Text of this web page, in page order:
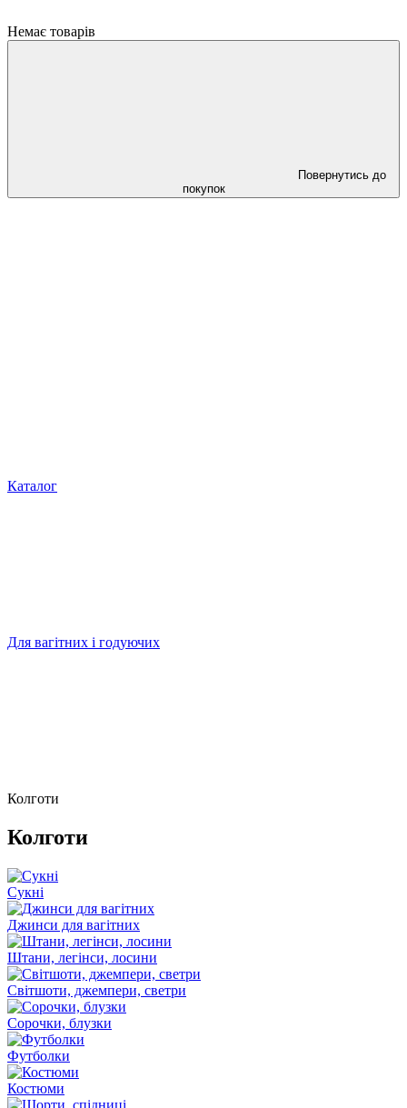
Немає товарів
Повернутись до
покупок
Каталог
Для вагітних і годуючих
Колготи
Колготи
Сукні
Джинси для вагітних
Штани, легінси, лосини
Світшоти, джемпери, светри
Сорочки, блузки
Футболки
Костюми